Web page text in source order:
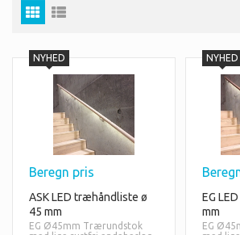
Beregn pris
ASK LED træhåndliste ø
45 mm
EG Ø45mm Trærundstok
EG
mm
EG